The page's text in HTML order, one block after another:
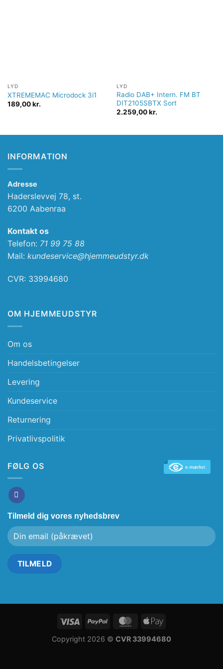
LYD
XTREMEMAC Microdock 3i1
189,00kr.
LYD
Radio DAB+ Intern. FM BT
DIT2105SBTX Sort
2.259,00kr.
INFORMATION
Adresse
Haderslevvej 78, st.
6200 Aabenraa
Kontakt os
Telefon: 71 99 75 88
Mail: kundeservice@hjemmeudstyr.dk
CVR: 33994680
OM HJEMMEUDSTYR
Om os
Handelsbetingelser
Levering
Kundeservice
Returnering
Privatlivspolitik
FØLG OS
Tilmeld dig vores nyhedsbrev
Copyright 2026 © CVR 33994680